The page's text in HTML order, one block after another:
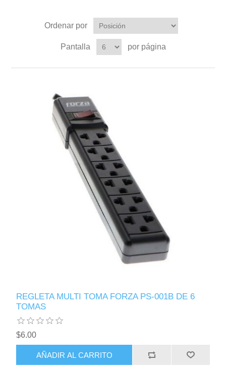
Ordenar por
Pantalla por página
REGLETA MULTI TOMA FORZA PS-001B DE 6
TOMAS
$6.00
AÑADIR AL CARRITO